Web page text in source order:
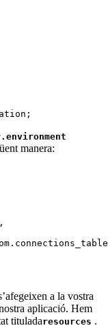
manera:
a la vostra
aplicació. Hem
tituladaresources .